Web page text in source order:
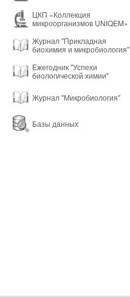
ЦКП «Коллекция
микроорганизмов UNIQEM»
Журнал "Прикладная
биохимия и микробиология"
Ежегодник "Успехи
биологической химии"
Журнал "Микробиология"
Базы данных